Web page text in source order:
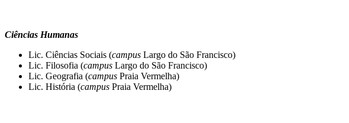
Ciências Humanas
Lic. Ciências Sociais (campus Largo do São Francisco)
Lic. Filosofia (campus Largo do São Francisco)
Lic. Geografia (campus Praia Vermelha)
Lic. História (campus Praia Vermelha)